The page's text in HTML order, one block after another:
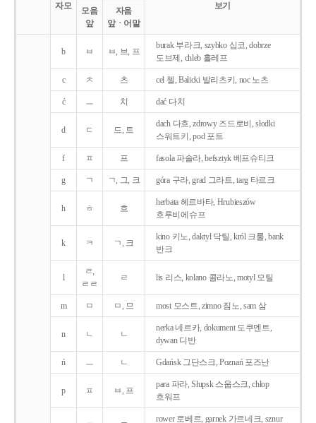
자모
보기
모음
앞
자음
앞ㆍ어말
b ㅂ ㅂ, 브, 프
burak 부라크, szybko 십코, dobrze
도브제, chleb 흘레프
c ㅊ 츠 cel 첼, Balicki 발리츠키, noc 노츠
ć ㅡ 치 dać 다치
d ㄷ 드, 트
dach 다흐, zdrowy 즈드로비, słodki
스워트키, pod 포트
f ㅍ 프 fasola 파솔라, befsztyk 베프슈티크
g ㄱ ㄱ, 그, 크 góra 구라, grad 그라트, targ 타르크
h ㅎ 흐
herbata 헤르바타, Hrubieszów
흐루비에슈프
k ㅋ ㄱ, 크
kino 키노, daktyl 닥틸, król 크룰, bank
반크
l
ㄹ,
ㄹㄹ
ㄹ lis 리스, kolano 콜라노, motyl 모틸
m ㅁ ㅁ, 므 most 모스트, zimno 짐노, sam 삼
n ㄴ ㄴ
nerka 네르카, dokument 도쿠멘트,
dywan 디반
ń ㅡ ㄴ Gdańsk 그단스크, Poznań 포즈난
p ㅍ ㅂ, 프
para 파라, Słupsk 스웁스크, chłop
흐워프
rower 로베르, garnek 가르네크, sznur